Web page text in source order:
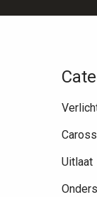
Uitlaat